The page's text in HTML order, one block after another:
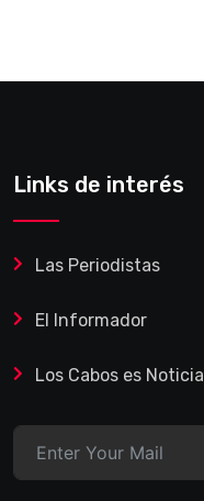
Links de interés
Las Periodistas
El Informador
Los Cabos es Noticia